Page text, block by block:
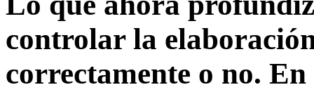
controlar la
correctamente o no.